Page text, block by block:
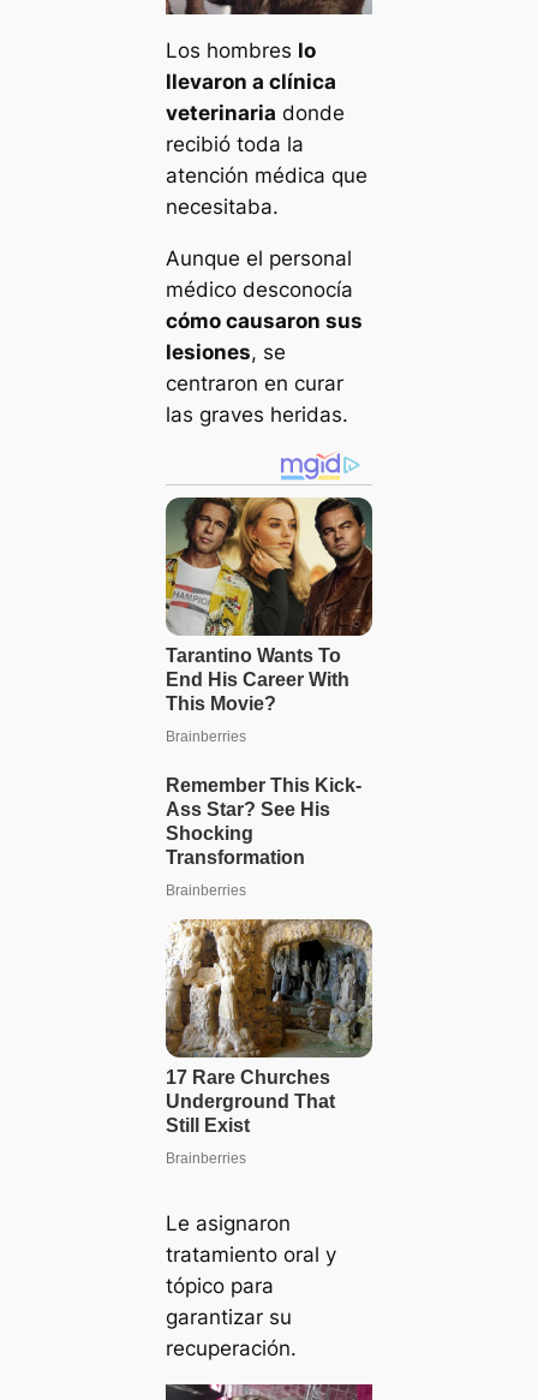
Los hombres lo
llevaron a clínica
veterinaria donde
recibió toda la
atención médica que
necesitaba.
Aunque el personal
médico desconocía
cómo causaron sus
lesiones, se
centraron en curar
las graves heridas.
Le asignaron
tratamiento oral y
tópico para
garantizar su
recuperación.